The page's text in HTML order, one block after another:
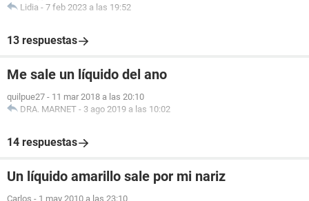
Lidia - 7 feb 2023 a las 19:52
13 respuestas
Me sale un líquido del ano
quilpue27 - 11 mar 2018 a las 20:10
DRA. MARNET - 3 ago 2019 a las 10:02
14 respuestas
Un líquido amarillo sale por mi nariz
Carlos - 1 may 2010 a las 23:10